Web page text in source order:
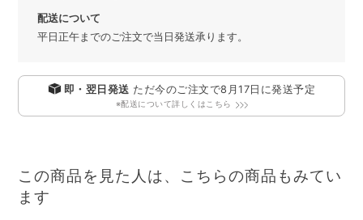
配送について
平日正午までのご注文で当日発送承ります。
即・翌日発送 ただ今のご注文で8月17日 に発送予定
※配送について詳しくはこちら
この商品を見た人は、こちらの商品もみてい
ます